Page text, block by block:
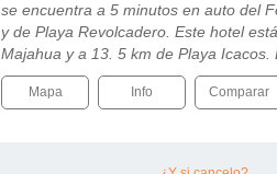
se encuentra a 5 minutos en auto del
y de Playa Revolcadero. Este hotel
Majahua y a 13. 5 km de Playa
Mapa Info Comparar